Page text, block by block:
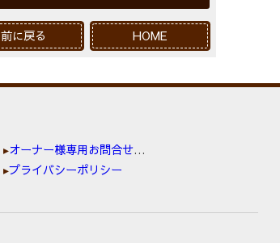
前に戻る HOME
オーナー様専用お問合せ窓口
プライバシーポリシー